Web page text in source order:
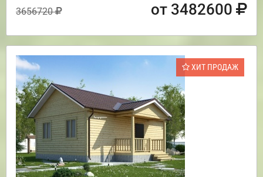
3656720 от 3482600
ХИТ ПРОДАЖ